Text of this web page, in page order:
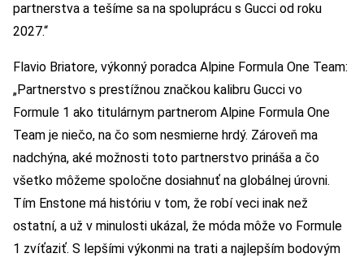
partnerstva a tešíme sa na spoluprácu s Gucci od roku
2027.“
Flavio Briatore, výkonný poradca Alpine Formula One Team:
„Partnerstvo s prestížnou značkou kalibru Gucci vo
Formule 1 ako titulárnym partnerom Alpine Formula One
Team je niečo, na čo som nesmierne hrdý. Zároveň ma
nadchýna, aké možnosti toto partnerstvo prináša a čo
všetko môžeme spoločne dosiahnuť na globálnej úrovni.
Tím Enstone má históriu v tom, že robí veci inak než
ostatní, a už v minulosti ukázal, že móda môže vo Formule
1 zvíťaziť. S lepšími výkonmi na trati a najlepším bodovým